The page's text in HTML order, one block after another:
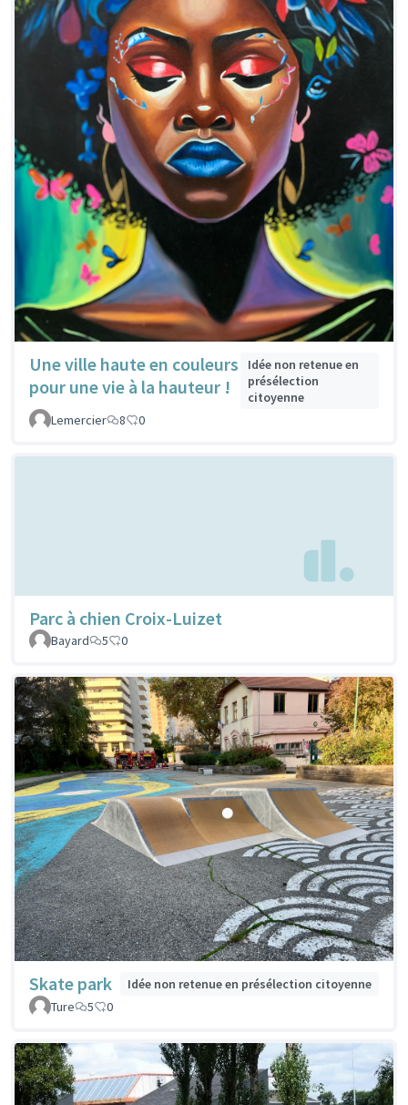
Une ville haute en couleurs
pour une vie à la hauteur !
Idée non retenue en
présélection
citoyenne
Lemercier
8 0
Parc à chien Croix-Luizet
Bayard 5 0
Skate park
Idée non retenue en présélection citoyenne
Ture
5 0